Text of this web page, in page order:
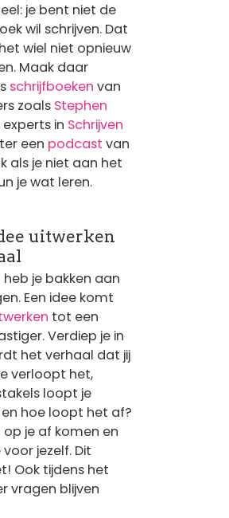
je bent niet de
wil schrijven. Dat
wiel niet opnieuw
Maak daar
schrijfboeken van
zoals Stephen
in Schrijven
een podcast van
als je niet aan het
je wat leren.
uitwerken
je bakken aan
Een idee komt
tot een
Verdiep je in
het verhaal dat jij
verloopt het,
loopt je
hoe loopt het af?
je af komen en
jezelf. Dit
Ook tijdens het
vragen blijven